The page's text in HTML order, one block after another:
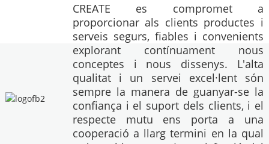
CREATE es compromet a
proporcionar als clients productes i
serveis segurs, fiables i convenients
explorant contínuament nous
conceptes i nous dissenys. L'alta
qualitat i un servei excel·lent són
sempre la manera de guanyar-se la
confiança i el suport dels clients, i el
respecte mutu ens porta a una
cooperació a llarg termini en la qual